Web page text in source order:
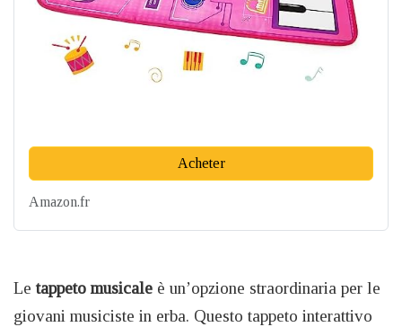
Acheter
Amazon.fr
Le tappeto musicale è un’opzione straordinaria per le
giovani musiciste in erba. Questo tappeto interattivo